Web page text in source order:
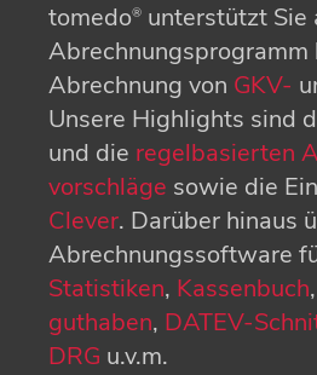
tomedo® unterstützt Sie
Abrechnungsprogramm
Abrechnung von GKV-
Unsere Highlights sind
und die regelbasierten
vorschläge sowie die
Clever. Darüber hinaus
Abrechnungs­software
Statistiken, Kassenbuch,
guthaben, DATEV-
DRG u.v.m.